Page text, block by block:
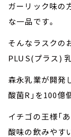
ガーリック味の
な一品です。
そんなラスクの
PLUS(プラス) 乳
森永乳業が開発
酸菌R」を100億
イチゴの王様「
酸味の飲みやす